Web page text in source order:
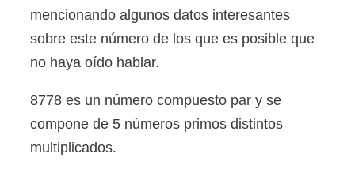
mencionando algunos datos interesantes
sobre este número de los que es posible que
no haya oído hablar.
8778 es un número compuesto par y se
compone de 5 números primos distintos
multiplicados.